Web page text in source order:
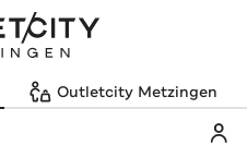
Outletcity Metzingen